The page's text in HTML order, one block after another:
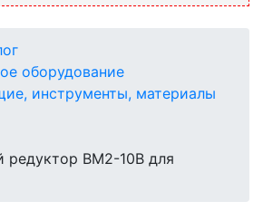
оборудование
инструменты, материалы
редуктор BM2-10В для